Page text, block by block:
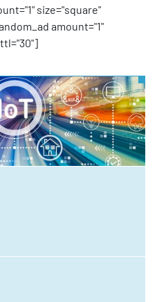
size="square"
amount="1"